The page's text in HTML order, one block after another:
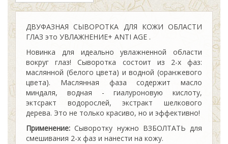
ДВУФАЗНАЯ СЫВОРОТКА ДЛЯ КОЖИ ОБЛАСТИ
ГЛАЗ это УВЛАЖНЕНИЕ+ ANTI AGE .
Новинка для идеально увлажненной области
вокруг глаз! Сыворотка состоит из 2-х фаз:
маслянной (белого цвета) и водной (оранжевого
цвета). Маслянная фаза содержит масло
миндаля, водная - гиалуроновую кислоту,
эктсракт водорослей, экстракт шелкового
дерева. Это не только красиво, но и эффективно!
Применение: Сыворотку нужно ВЗБОЛТАТЬ для
смешивания 2-х фаз и нанести на кожу.